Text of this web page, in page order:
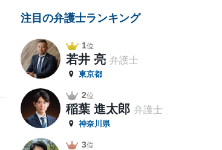
注目の弁護士ランキング
1位
若井 亮 弁護士
東京都
2位
稲葉 進太郎 弁護士
神奈川県
3位